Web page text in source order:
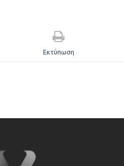
Εκτύπωση